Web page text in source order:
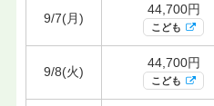
9/7(月)
44,700円
こども
9/8(火)
44,700円
こども